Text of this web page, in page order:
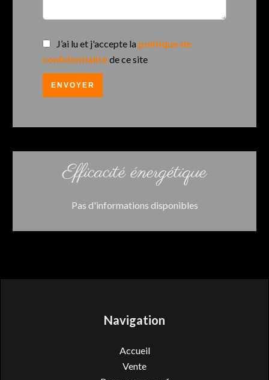
J’ai lu et j'accepte la politique de
confidentialitéde ce site
ENVOYER
Efficacité énergétique
Pas d'informations disponibles
Navigation
Accueil
Vente